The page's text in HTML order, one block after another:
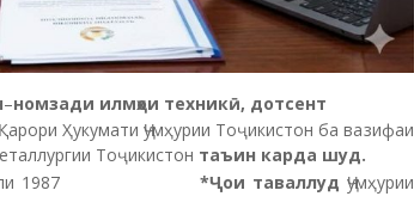
–номзади илмҳои техникӣ, дотсент
Ҳукумати Ҷумҳурии Тоҷикистон ба вазифаи
Тоҷикистон таъин карда шуд.
1987 *Ҷои таваллуд Ҷумҳурии